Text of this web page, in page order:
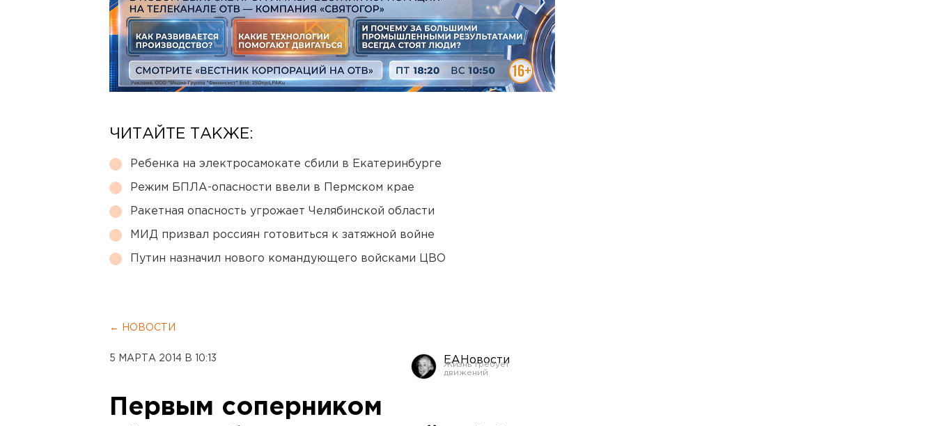
ЧИТАЙТЕ ТАКЖЕ:
Ребенка на электросамокате сбили в Екатеринбурге
Режим БПЛА-опасности ввели в Пермском крае
Ракетная опасность угрожает Челябинской области
МИД призвал россиян готовиться к затяжной войне
Путин назначил нового командующего войсками ЦВО
← НОВОСТИ
5 МАРТА 2014 В 10:13 ЕАНовости
Первым соперником